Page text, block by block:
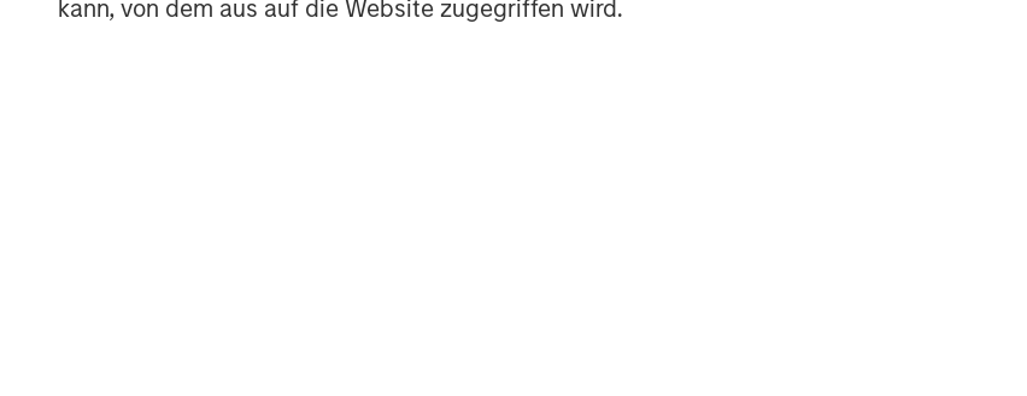
kann, von dem aus auf die Website zugegriffen wird.